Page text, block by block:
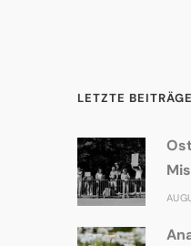
LETZTE BEITRÄGE